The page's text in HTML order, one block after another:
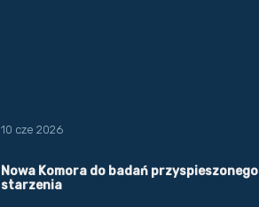
10 cze 2026
Nowa Komora do badań przyspieszonego
starzenia